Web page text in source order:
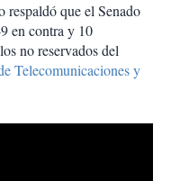
respaldó que el Senado
en contra y 10
no reservados del
Telecomunicaciones y